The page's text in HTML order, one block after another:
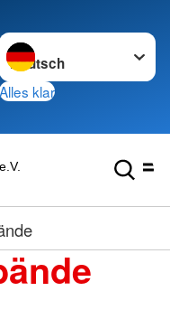
Sprache wechseln zu
Alles klar